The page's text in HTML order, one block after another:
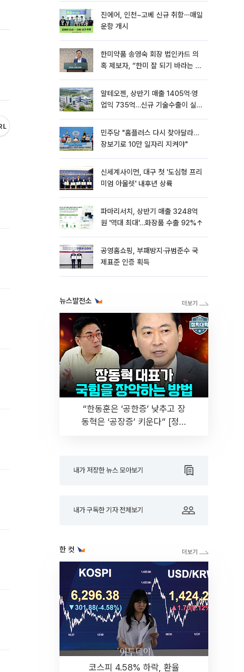
진에어, 인천~고베 신규 취항⋯매일
운항 개시
한미약품 송영숙 회장 법인카드 의
혹 제보자, “한미 잘 되기 바라는 마
알테오젠, 상반기 매출 1405억·영
업익 735억…신규 기술수출이 실적
민주당 "홈플러스 다시 찾아달라…
장보기로 10만 일자리 지켜야"
신세계사이먼, 대구 첫 '도심형 프리
미엄 아울렛' 내후년 상륙
파마리서치, 상반기 매출 3248억
원 '역대 최대'…화장품 수출 92%↑
공영홈쇼핑, 부패방지·규범준수 국
제표준 인증 획득
뉴스발전소
“한동훈은 ‘공한증’ 낮추고 장
동혁은 ‘공장증’ 키운다” [정치
내가 저장한 뉴스 모아보기
내가 구독한 기자 전체보기
한 컷
코스피 4.58% 하락, 환율